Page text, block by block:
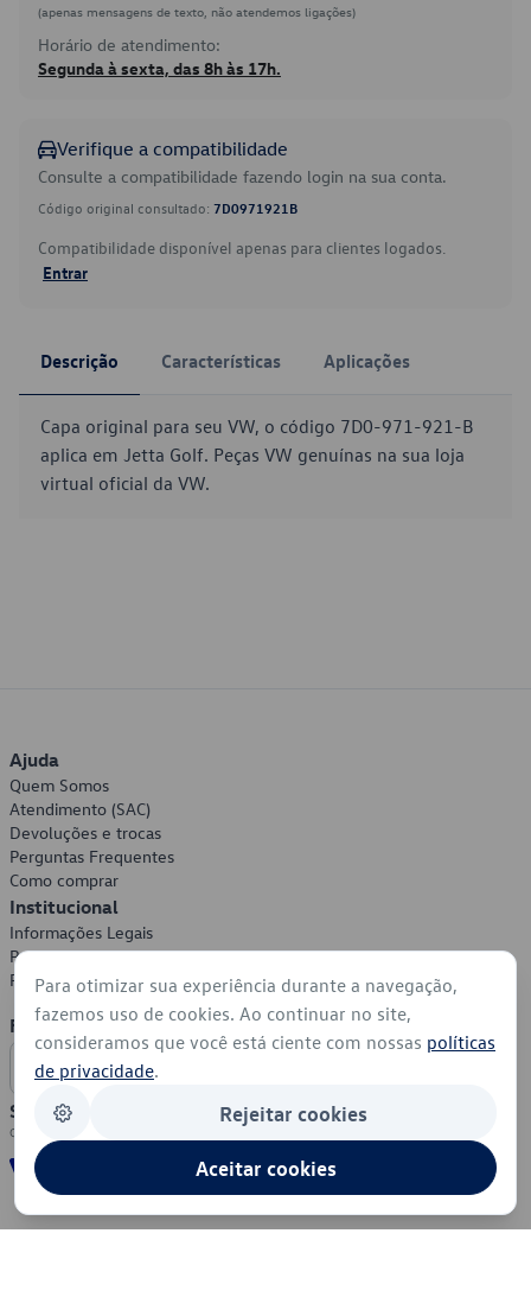
(apenas mensagens de texto, não atendemos ligações)
Horário de atendimento:
Segunda à sexta, das 8h às 17h.
Verifique a compatibilidade
Consulte a compatibilidade fazendo login na sua conta.
Código original consultado: 7D0971921B
Compatibilidade disponível apenas para clientes logados.
Entrar
Descrição Características Aplicações
Capa original para seu VW, o código 7D0-971-921-B
aplica em Jetta Golf. Peças VW genuínas na sua loja
virtual oficial da VW.
Ajuda
Quem Somos
Atendimento (SAC)
Devoluções e trocas
Perguntas Frequentes
Como comprar
Institucional
Informações Legais
Política de Privacidade
Política de Cookies
Formas de Pagamento
Segurança
Para otimizar sua experiência durante a navegação,
fazemos uso de cookies. Ao continuar no site,
consideramos que você está ciente com nossas políticas
de privacidade.
Rejeitar cookies
Aceitar cookies